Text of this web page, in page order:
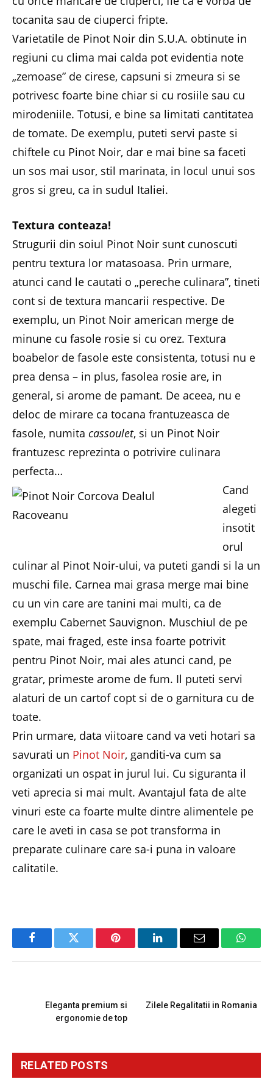
tocanita sau de ciuperci fripte.
Varietatile de Pinot Noir din S.U.A. obtinute in
regiuni cu clima mai calda pot evidentia note
„zemoase” de cirese, capsuni si zmeura si se
potrivesc foarte bine chiar si cu rosiile sau cu
mirodeniile. Totusi, e bine sa limitati cantitatea
de tomate. De exemplu, puteti servi paste si
chiftele cu Pinot Noir, dar e mai bine sa faceti
un sos mai usor, stil marinata, in locul unui sos
gros si greu, ca in sudul Italiei.
Textura conteaza!
Strugurii din soiul Pinot Noir sunt cunoscuti
pentru textura lor matasoasa. Prin urmare,
atunci cand le cautati o „pereche culinara”, tineti
cont si de textura mancarii respective. De
exemplu, un Pinot Noir american merge de
minune cu fasole rosie si cu orez. Textura
boabelor de fasole este consistenta, totusi nu e
prea densa – in plus, fasolea rosie are, in
general, si arome de pamant. De aceea, nu e
deloc de mirare ca tocana frantuzeasca de
fasole, numita cassoulet, si un Pinot Noir
frantuzesc reprezinta o potrivire culinara
perfecta…
Cand
alegeti
insotit
orul
culinar al Pinot Noir-ului, va puteti gandi si la un
muschi file. Carnea mai grasa merge mai bine
cu un vin care are tanini mai multi, ca de
exemplu Cabernet Sauvignon. Muschiul de pe
spate, mai fraged, este insa foarte potrivit
pentru Pinot Noir, mai ales atunci cand, pe
gratar, primeste arome de fum. Il puteti servi
alaturi de un cartof copt si de o garnitura cu de
toate.
Prin urmare, data viitoare cand va veti hotari sa
savurati un Pinot Noir, ganditi-va cum sa
organizati un ospat in jurul lui. Cu siguranta il
veti aprecia si mai mult. Avantajul fata de alte
vinuri este ca foarte multe dintre alimentele pe
care le aveti in casa se pot transforma in
preparate culinare care sa-i puna in valoare
calitatile.
FacebookTwitter Pinterest LinkedInEmail
Eleganta premium si
ergonomie de top
Zilele Regalitatii in Romania
RELATED POSTS